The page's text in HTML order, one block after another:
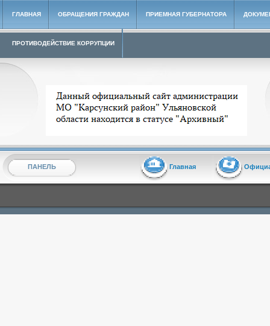
ГЛАВНАЯ ОБРАЩЕНИЯ ГРАЖДАН ПРИЕМНАЯ ГУБЕРНАТОРА
ПРОТИВОДЕЙСТВИЕ КОРРУПЦИИ
Архивный сайт администрации МО "Карсунский район"
ПАНЕЛЬ Главная